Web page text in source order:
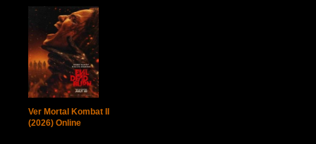
Ver Mortal Kombat II
(2026) Online